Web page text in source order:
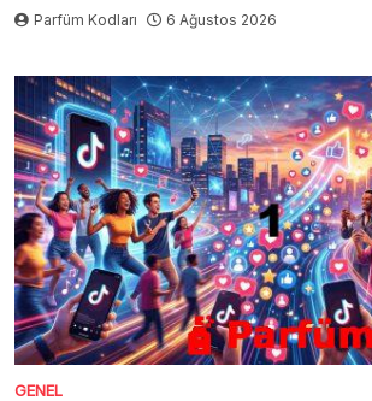
Parfüm Kodları 6 Ağustos 2026
GENEL